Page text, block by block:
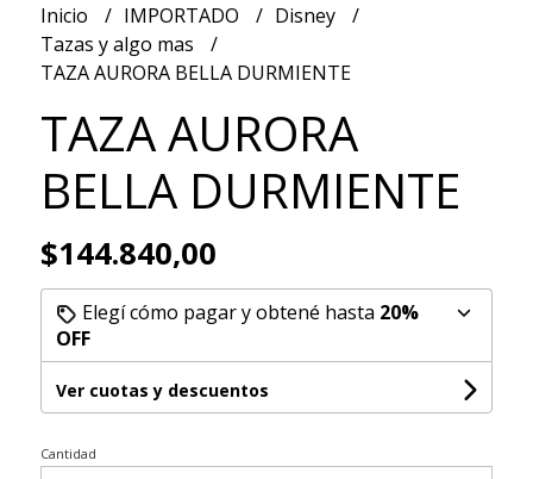
Inicio IMPORTADO
Disney
Tazas y algo mas
TAZA AURORA BELLA DURMIENTE
TAZA AURORA
BELLA DURMIENTE
$144.840,00
Elegí cómo pagar y obtené hasta 20%
OFF
Ver cuotas y descuentos
Cantidad